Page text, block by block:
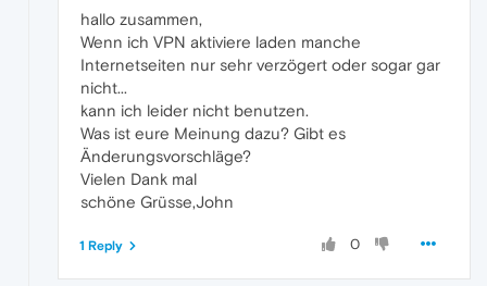
hallo zusammen,
Wenn ich VPN aktiviere laden manche
Internetseiten nur sehr verzögert oder sogar gar
nicht...
kann ich leider nicht benutzen.
Was ist eure Meinung dazu? Gibt es
Änderungsvorschläge?
Vielen Dank mal
schöne Grüsse,John
0
1 Reply